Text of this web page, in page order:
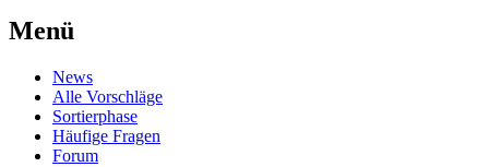
Menü
Zum
Inhalt
springen
News
Alle Vorschläge
Sortierphase
Häufige Fragen
Forum